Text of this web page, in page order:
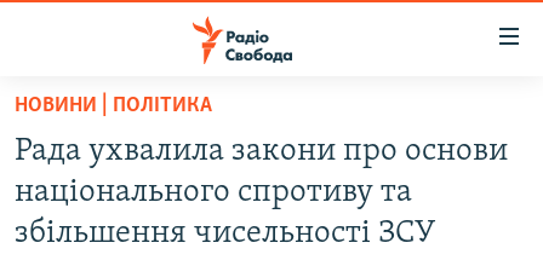
Перейти
основного
матеріалу
Перейти
до
ВСЕ ЗА ДОБУ
СТАТТІ
НОВИНИ | ПОЛІТИКА
Рада ухвалила закони про основи
національного спротиву та
збільшення чисельності ЗСУ